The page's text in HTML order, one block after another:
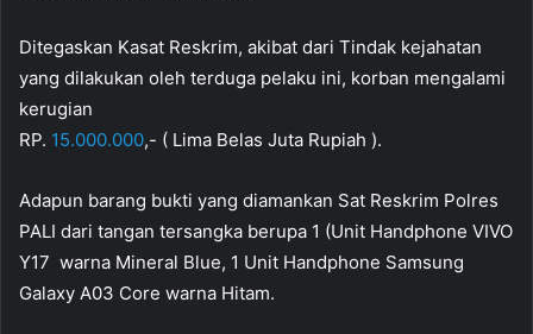
Ditegaskan Kasat Reskrim, akibat dari Tindak kejahatan
yang dilakukan oleh terduga pelaku ini, korban mengalami
kerugian
RP. 15.000.000,- ( Lima Belas Juta Rupiah ).
Adapun barang bukti yang diamankan Sat Reskrim Polres
PALI dari tangan tersangka berupa 1 (Unit Handphone VIVO
Y17 warna Mineral Blue, 1 Unit Handphone Samsung
Galaxy A03 Core warna Hitam.